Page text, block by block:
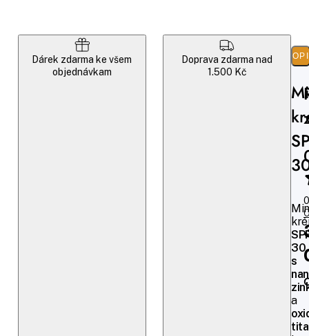
Dárek zdarma ke všem
objednávkam
Doprava zdarma nad
1.500 Kč
30
s
a